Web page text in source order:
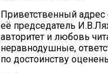
Приветственный
её председатель
авторитет и любовь
неравнодушные,
по достоинству